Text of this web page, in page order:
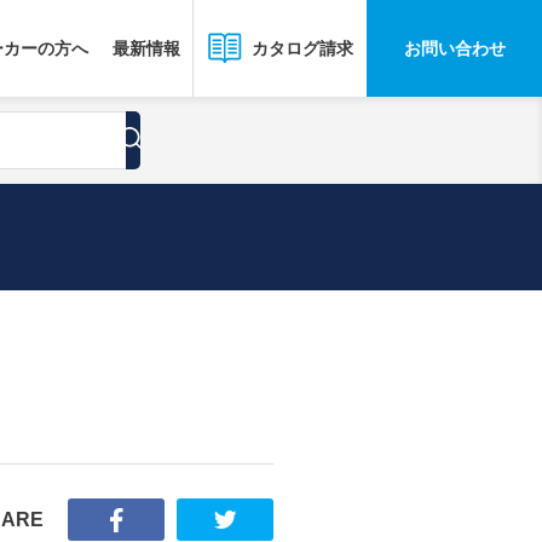
ーの方へ 最新情報 カタログ請求 お問い合わせ